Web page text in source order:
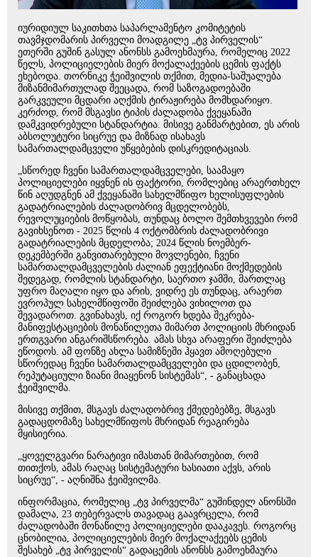
იურიდიულ საკითხთა საპარლამენტო კომიტეტის
თავმჯდომარის პირველი მოადგილე „ტვ პირველის“
ეთერში გუშინ გასულ ანონსს გამოეხმაურა, რომელიც 2022
წელს, პოლიციელების მიერ მოქალაქეების ცემის ფაქტს
ეხებოდა. თორნიკე ჭეიშვილის თქმით, მედია-საშუალება
მიზანმიმართულად შეეცადა, რომ საზოგადოებაში
გარკვეული მცდარი აღქმის ტირაჟირება მომხდარიყო.
კერძოდ, რომ მსგავსი ტიპის ძალადობა ქვეყანაში
დამკვიდრებული სტანდარტია. მისივე განმარტებით, ეს არის
აბსოლუტური სიცრუე და მიზნად ისახავს
სამართალდამცველი უწყებების დისკრედიტაციას.
„სწორედ ჩვენი სამართალდამცველები, საამაყო
პოლიციელები იყვნენ ის ფაქტორი, რომლებიც არაერთხელ
წინ აღუდგნენ ამ ქვეყანაში სახელმწიფო ხელისუფლების
გადატრიალების ძალადობრივ მცდელობებს,
რევოლუციების მოწყობას, თუნდაც ბოლო შემთხვევები რომ
გავიხსენოთ - 2025 წლის 4 ოქტომბრის ძალადობრივი
გადატრიალების მცდელობა; 2024 წლის ნოემბერ-
დეკემბერში განვითარებული მოვლენები, ჩვენი
სამართალდამცველების ძალიან ეფექტიანი მოქმედების
შედეგად, რომლის სტანდარტი, საერთო ჯამში, მართლაც
უფრო მაღალი იყო და არის, ვიდრე ეს თუნდაც, არაერთ
ევროპულ სახელმწიფოში შეიძლება ვიხილოთ და
შევადაროთ. გვინახავს, იქ როგორ ხდება შეკრება-
მანიფესტაციების მონაწილეთა მიმართ პოლიციის მხრიდან
ერთგვარი ანგარიშსწორება. ამას სხვა არაფერი შეიძლება
ეწოდოს. ამ ფონზე ახლა სამიზნეში ჰყავთ ამოღებული
სწორედაც ჩვენი სამართალდამცველები და ცდილობენ,
რეპუტაციული ზიანი მიაყენონ სისტემას“, - განაცხადა
ჭეიშვილმა.
მისივე თქმით, მსგავს ძალადობრივ ქმედებებზე, მსგავს
გადაცდომაზე სახელმწიფოს მხრიდან რეაგირება
მყისიერია.
„ყოველგვარი ნარატივი იმასთან მიმართებით, რომ
თითქოს, ამას რაღაც სისტემატური ხასიათი აქვს, არის
სიცრუე“, - აღნიშნა ჭეიშვილმა.
ინფორმაცია, რომელიც „ტვ პირველმა“ გუშინდელ ანონსში
დამალა, 23 თებერვალს თავადაც გაავრცელა, რომ
ძალადობაში მონაწილე პოლიციელები დააკავეს. როგორც
ცნობილია, პოლიციელების მიერ მოქალაქეებს ცემის
შესახებ „ტვ პირველის“ გადაცემის ანონსს გამოეხმაურა